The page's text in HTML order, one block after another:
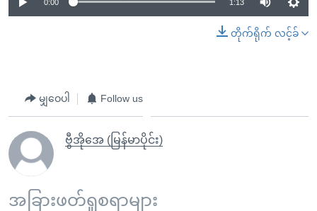
0:00 1:13
တိုက်ရိုက် လင့်ခ်
မျှဝေပါ Follow us
ဗွီအိုအေ (မြန်မာပိုင်း)
အခြားဖတ်ရှုစရာများ